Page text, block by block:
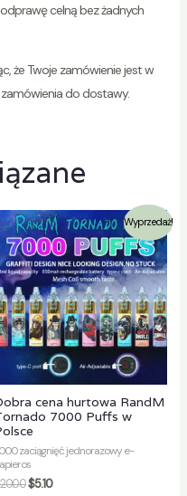
celną bez żadnych
że Twoje zamówienie jest w
do dostawy.
Wyprzedaż!
cena hurtowa RandM
7000 Puffs w
zaciągnięć jednorazowy e-
20.00$5.10